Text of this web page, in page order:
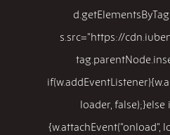
s.src="https://
loader, false);}else
{w.attachEvent("onload",